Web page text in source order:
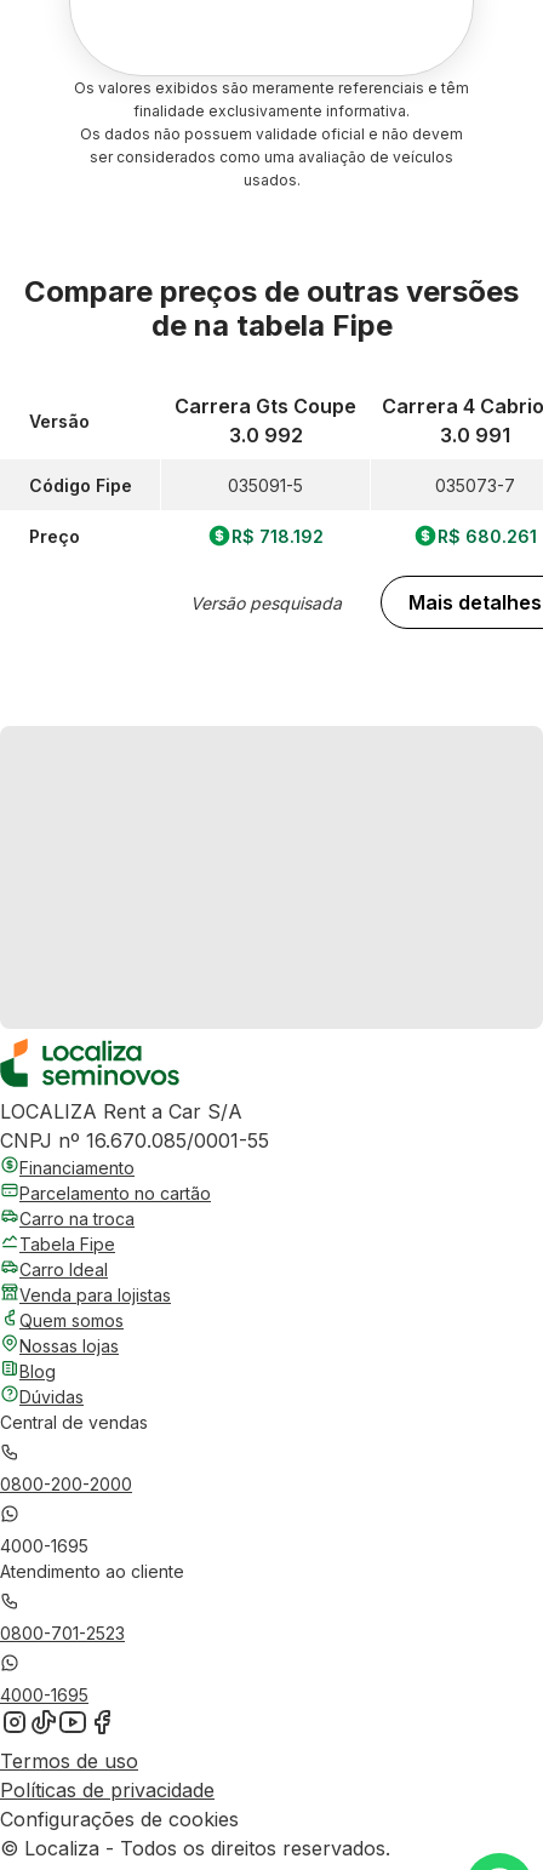
Os valores exibidos são meramente referenciais e têm
finalidade exclusivamente informativa.
Os dados não possuem validade oficial e não devem
ser considerados como uma avaliação de veículos
usados.
Compare preços de outras versões
de na tabela Fipe
Versão
Código Fipe
Preço
Carrera Gts Coupe
3.0 992
035091-5
R$ 718.192
Versão pesquisada
Carrera 4
3.0 991
035073-7
R$ 680.261
Mais detalhes
LOCALIZA Rent a Car S/A
CNPJ nº 16.670.085/0001-55
Financiamento
Parcelamento no cartão
Carro na troca
Tabela Fipe
Carro Ideal
Venda para lojistas
Quem somos
Nossas lojas
Blog
Dúvidas
Central de vendas
0800-200-2000
4000-1695
Atendimento ao cliente
0800-701-2523
4000-1695
Termos de uso
Políticas de privacidade
Configurações de cookies
© Localiza - Todos os direitos reservados.